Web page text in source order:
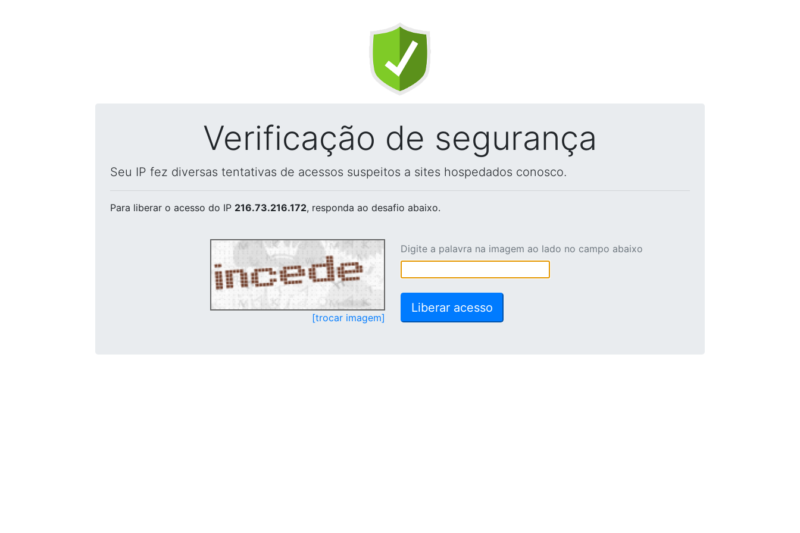
Verificação de segurança
Seu IP fez diversas tentativas de acessos suspeitos a sites hospedados conosco.
Para liberar o acesso do IP 216.73.216.172, responda ao desafio abaixo.
[trocar imagem]
Digite a palavra na imagem ao lado no campo abaixo